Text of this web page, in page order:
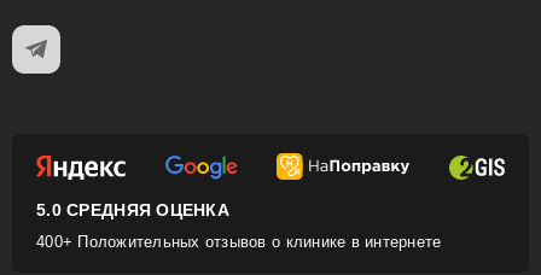
5.0 СРЕДНЯЯ ОЦЕНКА
400+ Положительных отзывов о клинике в интернете